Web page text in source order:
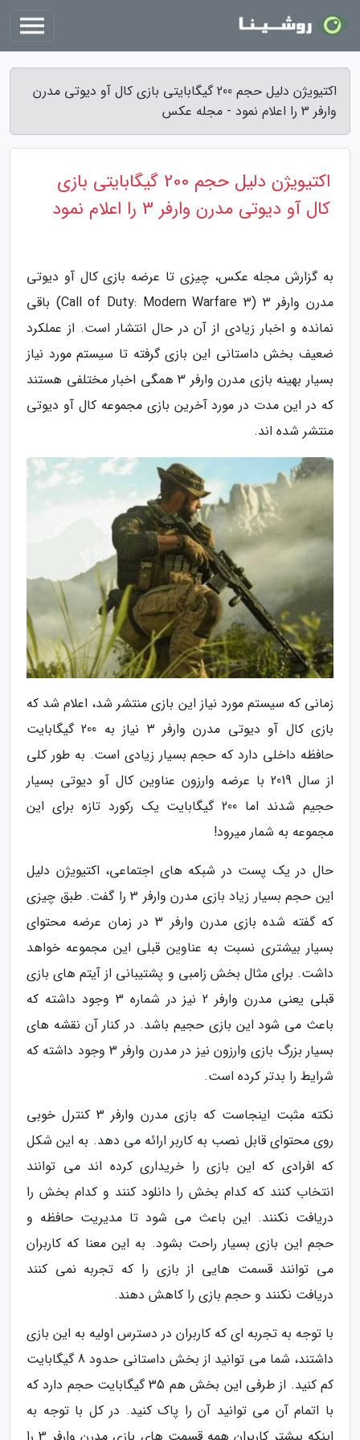
اکتیویژن دلیل حجم 200 گیگابایتی بازی کال آو دیوتی مدرن
وارفر 3 را اعلام نمود - مجله عکس
اکتیویژن دلیل حجم 200 گیگابایتی بازی
کال آو دیوتی مدرن وارفر 3 را اعلام نمود
به گزارش مجله عکس، چیزی تا عرضه بازی کال آو دیوتی
مدرن وارفر 3 (Call of Duty: Modern Warfare 3) باقی
نمانده و اخبار زیادی از آن در حال انتشار است. از عملکرد
ضعیف بخش داستانی این بازی گرفته تا سیستم مورد نیاز
بسیار بهینه بازی مدرن وارفر 3 همگی اخبار مختلفی هستند
که در این مدت در مورد آخرین بازی مجموعه کال آو دیوتی
منتشر شده اند.
زمانی که سیستم مورد نیاز این بازی منتشر شد، اعلام شد که
بازی کال آو دیوتی مدرن وارفر 3 نیاز به 200 گیگابایت
حافظه داخلی دارد که حجم بسیار زیادی است. به طور کلی
از سال 2019 با عرضه وارزون عناوین کال آو دیوتی بسیار
حجیم شدند اما 200 گیگابایت یک رکورد تازه برای این
مجموعه به شمار میرود!
حال در یک پست در شبکه های اجتماعی، اکتیویژن دلیل
این حجم بسیار زیاد بازی مدرن وارفر 3 را گفت. طبق چیزی
که گفته شده بازی مدرن وارفر 3 در زمان عرضه محتوای
بسیار بیشتری نسبت به عناوین قبلی این مجموعه خواهد
داشت. برای مثال بخش زامبی و پشتیبانی از آیتم های بازی
قبلی یعنی مدرن وارفر 2 نیز در شماره 3 وجود داشته که
باعث می شود این بازی حجیم باشد. در کنار آن نقشه های
بسیار بزرگ بازی وارزون نیز در مدرن وارفر 3 وجود داشته که
شرایط را بدتر کرده است.
نکته مثبت اینجاست که بازی مدرن وارفر 3 کنترل خوبی
روی محتوای قابل نصب به کاربر ارائه می دهد. به این شکل
که افرادی که این بازی را خریداری کرده اند می توانند
انتخاب کنند که کدام بخش را دانلود کنند و کدام بخش را
دریافت نکنند. این باعث می شود تا مدیریت حافظه و
حجم این بازی بسیار راحت بشود. به این معنا که کاربران
می توانند قسمت هایی از بازی را که تجربه نمی کنند
دریافت نکنند و حجم بازی را کاهش دهند.
با توجه به تجربه ای که کاربران در دسترس اولیه به این بازی
داشتند، شما می توانید از بخش داستانی حدود 8 گیگابایت
کم کنید. از طرفی این بخش هم 35 گیگابایت حجم دارد که
با اتمام آن می توانید آن را پاک کنید. در کل با توجه به